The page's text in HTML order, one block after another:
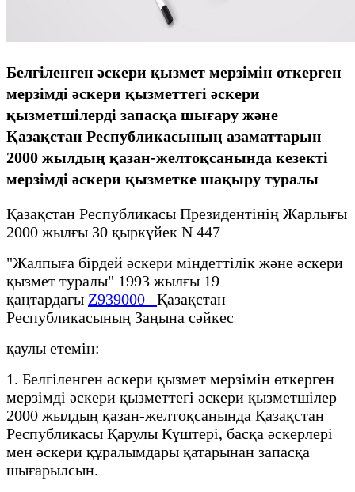
Белгіленген әскери қызмет мерзімін өткерген
мерзімді әскери қызметтегі әскери
қызметшілерді запасқа шығару және
Қазақстан Республикасының азаматтарын
2000 жылдың қазан-желтоқсанында кезекті
мерзімді әскери қызметке шақыру туралы
Қазақстан Республикасы Президентінің Жарлығы
2000 жылғы 30 қыркүйек N 447
"Жалпыға бірдей әскери міндеттілік және әскери
қызмет туралы" 1993 жылғы 19
қаңтардағы Z939000_ Қазақстан
Республикасының Заңына сәйкес
қаулы етемін:
1. Белгіленген әскери қызмет мерзімін өткерген
мерзімді әскери қызметтегі әскери қызметшілер
2000 жылдың қазан-желтоқсанында Қазақстан
Республикасы Қарулы Күштері, басқа әскерлері
мен әскери құралымдары қатарынан запасқа
шығарылсын.